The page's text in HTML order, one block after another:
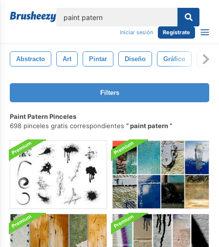
Iniciar sesión Regístrate
Abstracto Art Pintar Diseño Gráfico
Filters
Paint Patern Pinceles
698 pinceles gratis correspondientes
paint patern